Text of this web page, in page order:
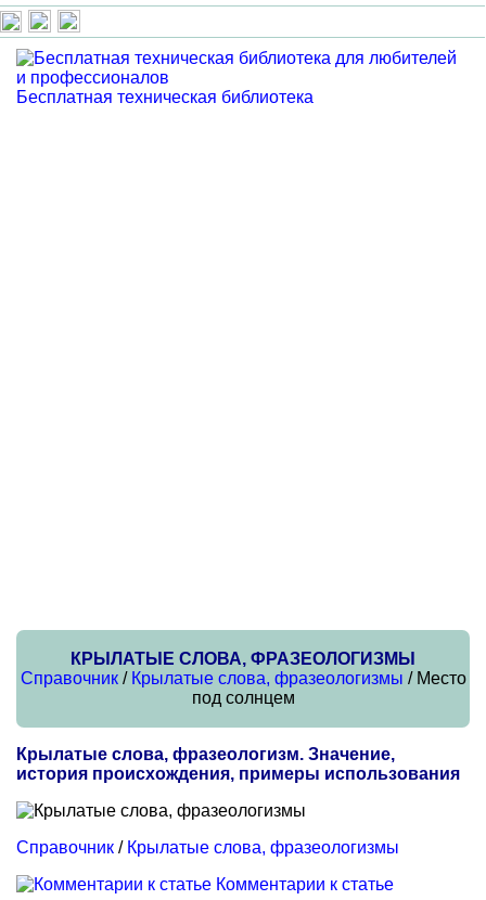
Бесплатная техническая библиотека
КРЫЛАТЫЕ СЛОВА, ФРАЗЕОЛОГИЗМЫ
Справочник/ Крылатые слова, фразеологизмы / Место
под солнцем
Крылатые слова, фразеологизм. Значение,
история происхождения, примеры использования
Справочник / Крылатые слова, фразеологизмы
Комментарии к статье